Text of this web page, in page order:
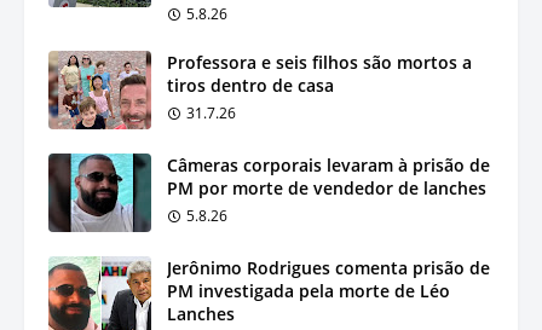
5.8.26
Professora e seis filhos são mortos a
tiros dentro de casa
31.7.26
Câmeras corporais levaram à prisão de
PM por morte de vendedor de lanches
5.8.26
Jerônimo Rodrigues comenta prisão de
PM investigada pela morte de Léo
Lanches